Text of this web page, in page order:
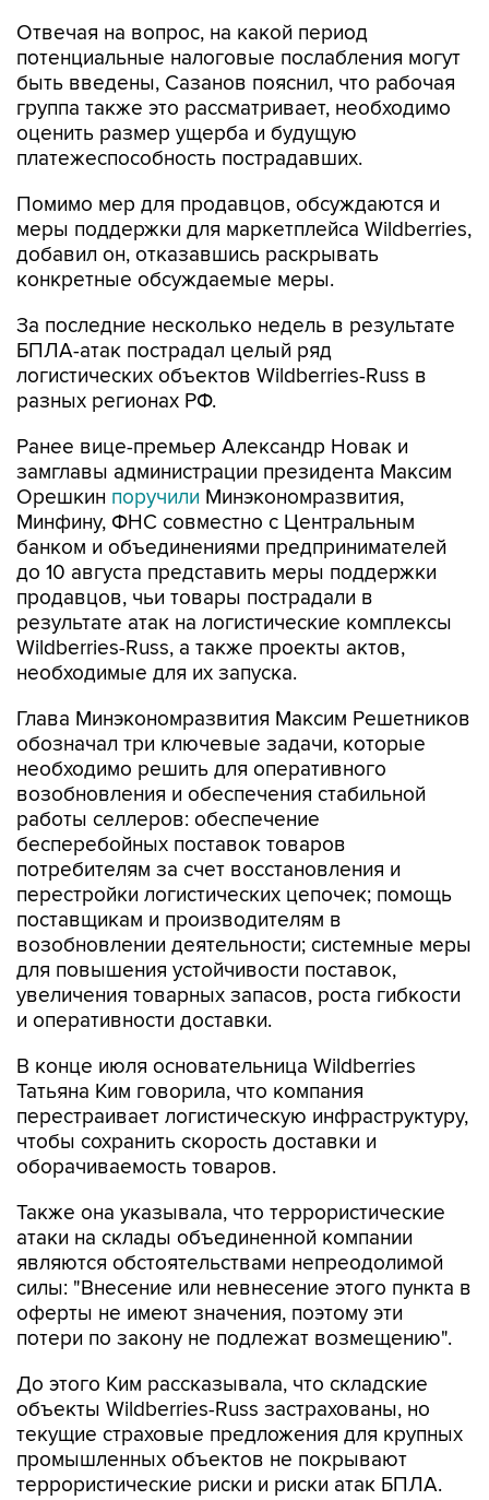
Отвечая на вопрос, на какой период
потенциальные налоговые послабления могут
быть введены, Сазанов пояснил, что рабочая
группа также это рассматривает, необходимо
оценить размер ущерба и будущую
платежеспособность пострадавших.
Помимо мер для продавцов, обсуждаются и
меры поддержки для маркетплейса Wildberries,
добавил он, отказавшись раскрывать
конкретные обсуждаемые меры.
За последние несколько недель в результате
БПЛА-атак пострадал целый ряд
логистических объектов Wildberries-Russ в
разных регионах РФ.
Ранее вице-премьер Александр Новак и
замглавы администрации президента Максим
Орешкин поручили Минэкономразвития,
Минфину, ФНС совместно с Центральным
банком и объединениями предпринимателей
до 10 августа представить меры поддержки
продавцов, чьи товары пострадали в
результате атак на логистические комплексы
Wildberries-Russ, а также проекты актов,
необходимые для их запуска.
Глава Минэкономразвития Максим Решетников
обозначал три ключевые задачи, которые
необходимо решить для оперативного
возобновления и обеспечения стабильной
работы селлеров: обеспечение
бесперебойных поставок товаров
потребителям за счет восстановления и
перестройки логистических цепочек; помощь
поставщикам и производителям в
возобновлении деятельности; системные меры
для повышения устойчивости поставок,
увеличения товарных запасов, роста гибкости
и оперативности доставки.
В конце июля основательница Wildberries
Татьяна Ким говорила, что компания
перестраивает логистическую инфраструктуру,
чтобы сохранить скорость доставки и
оборачиваемость товаров.
Также она указывала, что террористические
атаки на склады объединенной компании
являются обстоятельствами непреодолимой
силы: "Внесение или невнесение этого пункта в
оферты не имеют значения, поэтому эти
потери по закону не подлежат возмещению".
До этого Ким рассказывала, что складские
объекты Wildberries-Russ застрахованы, но
текущие страховые предложения для крупных
промышленных объектов не покрывают
террористические риски и риски атак БПЛА.